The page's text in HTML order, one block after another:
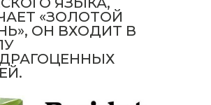
«ЗОЛОТОЙ
ОН ВХОДИТ В